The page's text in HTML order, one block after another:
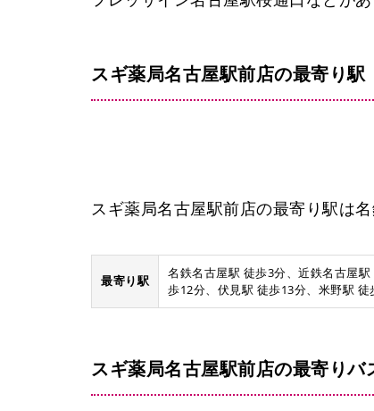
スギ薬局名古屋駅前店の最寄り
スギ薬局名古屋駅前店の最寄り駅は
最寄り駅
名鉄名古屋駅 徒歩3分、近鉄名古屋
歩12分、伏見駅 徒歩13分、米野駅
スギ薬局名古屋駅前店の最寄り